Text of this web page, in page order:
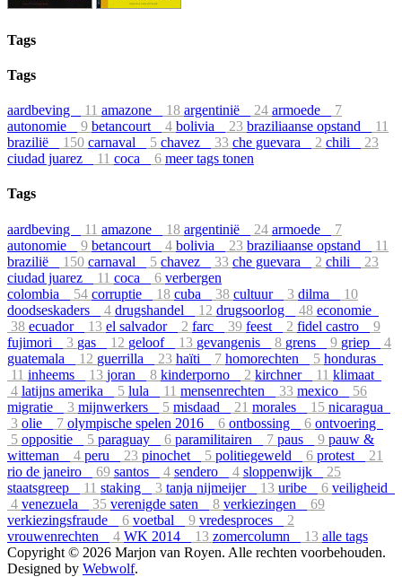
Tags
Tags
aardbeving 11 amazone 18 argentinië 24 armoede
7
autonomie
9 betancourt 4 bolivia 23 braziliaanse opstand
11
brazilië
150 carnaval 5 chavez 33 che guevara 2 chili
23
ciudad juarez
11 coca 6 meer tags tonen
Tags
aardbeving 11 amazone 18 argentinië 24 armoede
7
autonomie
9 betancourt 4 bolivia 23 braziliaanse opstand
11
brazilië
150 carnaval 5 chavez 33 che guevara 2 chili
23
ciudad juarez
11 coca 6 verbergen
colombia
54 corruptie 18 cuba 38 cultuur 3 dilma
10
doodseskaders
4 drugshandel 12 drugsoorlog 48 economie
38 ecuador 13 el salvador 2 farc 39 feest 2 fidel castro
9
fujimori
3 gas 12 geloof 13 gevangenis 8 grens 9 griep
4
guatemala
12 guerrilla 23 haïti 7 homorechten 5 honduras
11 inheems 13 joran 8 kinderporno 2 kirchner 11 klimaat
4 latijns amerika 5 lula 11 mensenrechten 33 mexico
56
migratie
3 mijnwerkers 5 misdaad 21 morales 15 nicaragua
3 olie 7 olympische spelen 2016 6 ontbossing 6 ontvoering
5 oppositie 5 paraguay 6 paramilitairen 7 paus 9 pauw &
witteman
4 peru 23 pinochet 5 politiegeweld 6 protest
21
rio de janeiro
69 santos 4 sendero 4 sloppenwijk
25
staatsgreep
11 staking 3 tanja nijmeijer 13 uribe 6 veiligheid
4 venezuela 35 verenigde saten 8 verkiezingen
69
verkiezingsfraude
6 voetbal 9 vredesproces
2
vrouwenrechten
4 WK 2014 13 zomercolumn 13 alle tags
Copyright © 2026 Marjon van Royen. Alle rechten voorbehouden.
Designed by Webwolf.